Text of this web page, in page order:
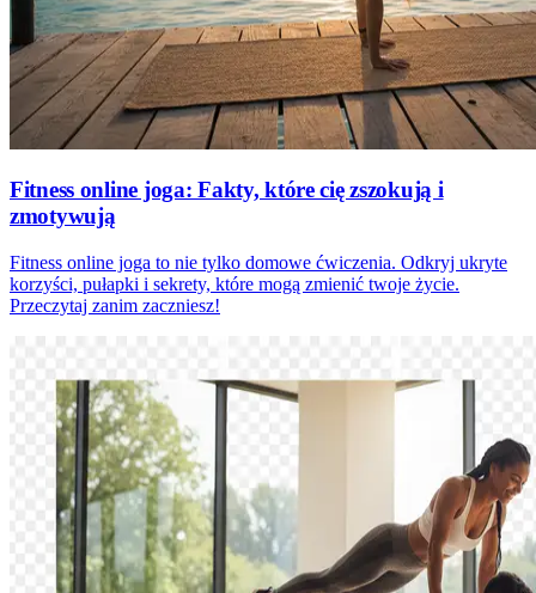
Fitness online joga: Fakty, które cię zszokują i
zmotywują
Fitness online joga to nie tylko domowe ćwiczenia. Odkryj ukryte
korzyści, pułapki i sekrety, które mogą zmienić twoje życie.
Przeczytaj zanim zaczniesz!